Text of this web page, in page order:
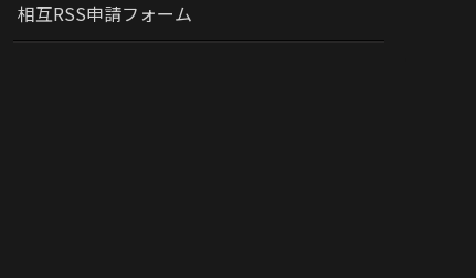
相互RSS申請フォーム